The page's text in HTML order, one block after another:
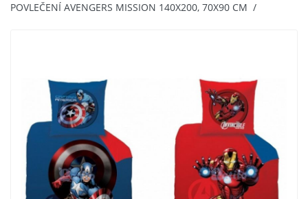
POVLEČENÍ AVENGERS MISSION 140X200, 70X90 CM